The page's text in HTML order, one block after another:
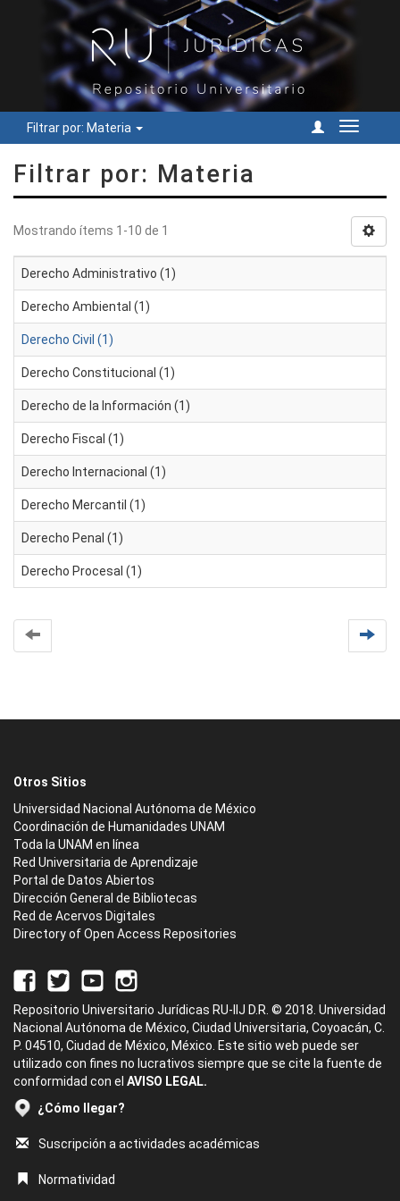
Filtrar por: Materia
Cambiar
Filtrar por: Materia
Mostrando ítems 1-10 de 1
Derecho Administrativo (1)
Derecho Ambiental (1)
Derecho Civil (1)
Derecho Constitucional (1)
Derecho de la Información (1)
Derecho Fiscal (1)
Derecho Internacional (1)
Derecho Mercantil (1)
Derecho Penal (1)
Derecho Procesal (1)
Otros Sitios
Universidad Nacional Autónoma de México
Coordinación de Humanidades UNAM
Toda la UNAM en línea
Red Universitaria de Aprendizaje
Portal de Datos Abiertos
Dirección General de Bibliotecas
Red de Acervos Digitales
Directory of Open Access Repositories
Repositorio Universitario Jurídicas RU-IIJ D.R. © 2018. Universidad
Nacional Autónoma de México, Ciudad Universitaria, Coyoacán, C.
P. 04510, Ciudad de México, México. Este sitio web puede ser
utilizado con fines no lucrativos siempre que se cite la fuente de
conformidad con el AVISO LEGAL.
¿Cómo llegar?
Suscripción a actividades académicas
Normatividad